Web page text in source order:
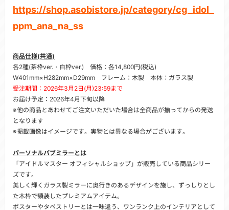
https://shop.asobistore.jp/category/cg_idol_
ppm_ana_na_ss
商品仕様(共通)
各2種(茶枠ver.・白枠ver.) 価格：各14,800円(税込)
W401mm×H282mm×D29mm フレーム：木製 本体：ガラス製
受注期間：2026年3月2日(月)23:59まで
お届け予定：2026年4月下旬以降
※他の商品とあわせてご注文いただいた場合は全商品が揃ってからの発送
となります
※掲載画像はイメージです。実物とは異なる場合がございます。
パーソナルパブミラーとは
「アイドルマスター オフィシャルショップ」が販売している商品シリー
ズです。
美しく輝くガラス製ミラーに奥行きのあるデザインを施し、ずっしりとし
た木枠で額装したプレミアムアイテム。
ポスターやタペストリーとは一味違う、ワンランク上のインテリアとして